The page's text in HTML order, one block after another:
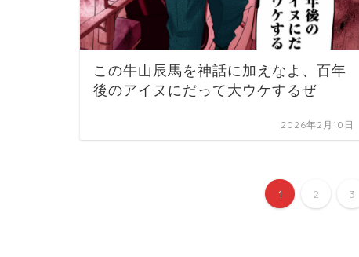
この牛山辰馬を神話に加えなよ、百年
後のアイヌにだって大ウケするぜ
2026年2月10日
1 2 3